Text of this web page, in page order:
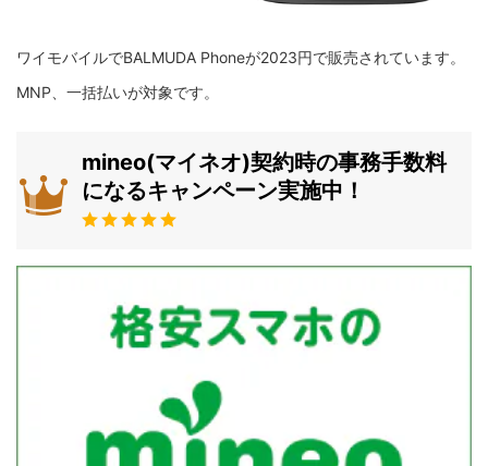
ワイモバイルでBALMUDA Phoneが2023円で販売されています。
MNP、一括払いが対象です。
mineo(マイネオ)契約時の事務手数料
になるキャンペーン実施中！